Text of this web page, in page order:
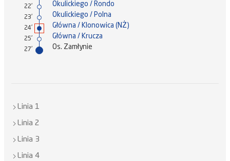
22' Okulickiego / Rondo
23' Okulickiego / Polna
24' Główna / Klonowica (NŻ)
25' Główna / Krucza
27' Os. Zamłynie
Linia 1
Linia 2
Linia 3
Linia 4